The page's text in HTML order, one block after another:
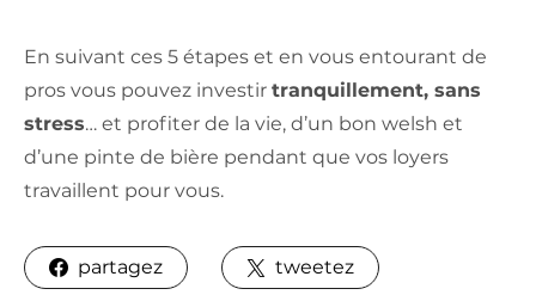
En suivant ces 5 étapes et en vous entourant de
pros vous pouvez investir tranquillement, sans
stress… et profiter de la vie, d’un bon welsh et
d’une pinte de bière pendant que vos loyers
travaillent pour vous.
partagez tweetez